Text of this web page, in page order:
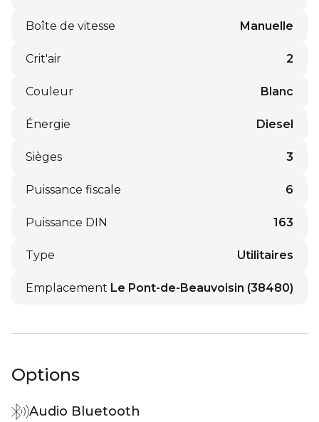
Boîte de vitesse Manuelle
Crit'air 2
Couleur Blanc
Énergie Diesel
Sièges 3
Puissance fiscale 6
Puissance DIN 163
Type Utilitaires
Emplacement Le Pont-de-Beauvoisin (38480)
Options
Audio Bluetooth